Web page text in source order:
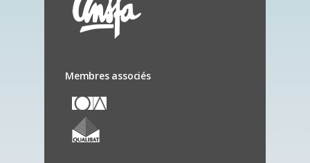
Membres associés